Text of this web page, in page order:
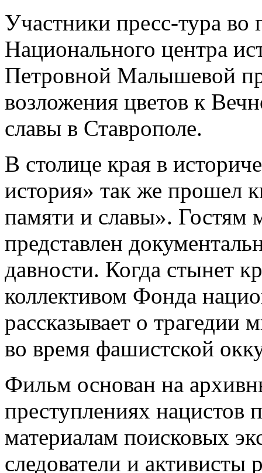
Участники пресс-тура во
Национального центра
Петровной Малышевой
возложения цветов к
славы в Ставрополе.
В столице края в
история» так же прошел
памяти и славы». Гостям
представлен
давности. Когда стынет
коллективом Фонда
рассказывает о трагедии
во время фашистской
Фильм основан на
преступлениях
материалам поисковых
следователи и активисты